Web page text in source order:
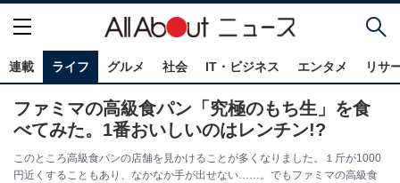
連載 ライフ グルメ 社会 IT・ビジネス エンタメ リサ
ファミマの高級食パン「究極のもち生」を食
べてみた。1番おいしいのはレンチン!?
このところ高級食パンの店舗を見かけることが多くなりました。１斤が1000
円近くすることもあり、なかなか手が出せない……。でもファミマの高級食